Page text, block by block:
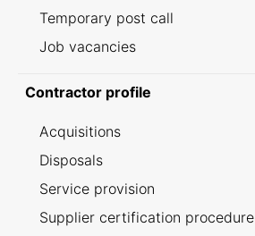
Temporary post call
Job vacancies
Contractor profile
Acquisitions
Disposals
Service provision
Supplier certification procedure